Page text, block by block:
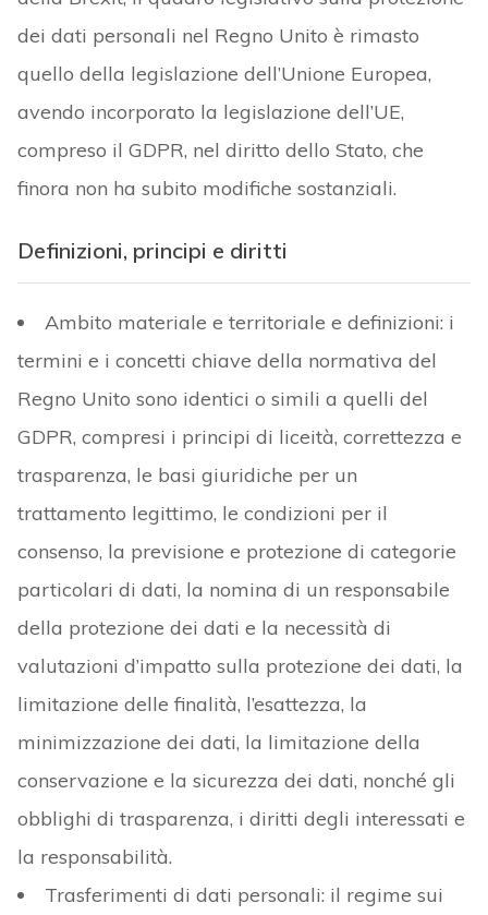
dei dati personali nel Regno Unito è rimasto
quello della legislazione dell’Unione Europea,
avendo incorporato la legislazione dell’UE,
compreso il GDPR, nel diritto dello Stato, che
finora non ha subito modifiche sostanziali.
Definizioni, principi e diritti
Ambito materiale e territoriale e definizioni: i
termini e i concetti chiave della normativa del
Regno Unito sono identici o simili a quelli del
GDPR, compresi i principi di liceità, correttezza e
trasparenza, le basi giuridiche per un
trattamento legittimo, le condizioni per il
consenso, la previsione e protezione di categorie
particolari di dati, la nomina di un responsabile
della protezione dei dati e la necessità di
valutazioni d’impatto sulla protezione dei dati, la
limitazione delle finalità, l’esattezza, la
minimizzazione dei dati, la limitazione della
conservazione e la sicurezza dei dati, nonché gli
obblighi di trasparenza, i diritti degli interessati e
la responsabilità.
Trasferimenti di dati personali: il regime sui